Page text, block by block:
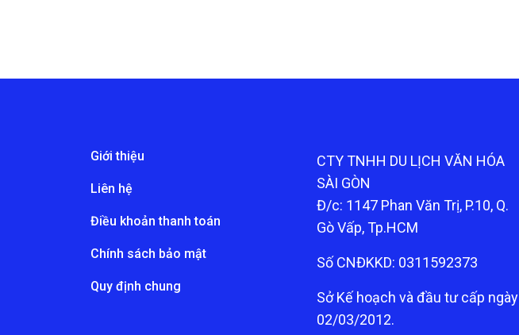
Giới thiệu
Liên hệ
Điều khoản thanh toán
Chính sách bảo mật
Quy định chung
CTY TNHH DU LỊCH VĂN HÓA
SÀI GÒN
Đ/c: 1147 Phan Văn Trị, P.10, Q.
Gò Vấp, Tp.HCM
Số CNĐKKD: 0311592373
Sở Kế hoạch và đầu tư cấp ngày
02/03/2012.